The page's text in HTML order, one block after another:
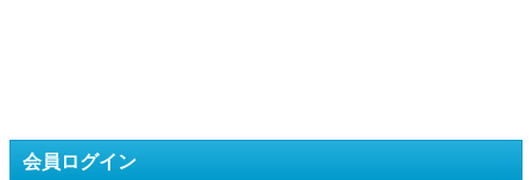
会員ログイン